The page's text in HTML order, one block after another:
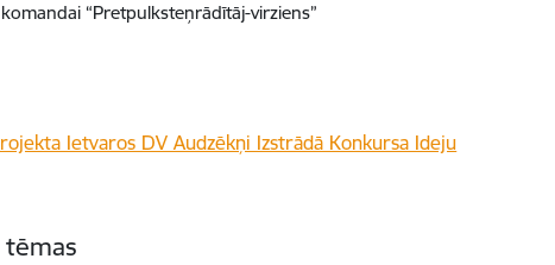
“Pretpulksteņrādītāj-virziens”
tēmas